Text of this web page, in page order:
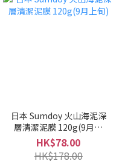
日本 Sumdoy 火山海泥深
層清潔泥膜 120g(9月上
旬)
HK$78.00
HK$178.00